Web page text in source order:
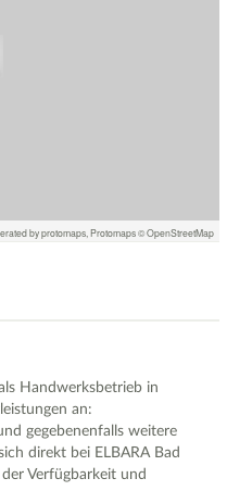
by protomaps Protomaps©OpenStreetMap
Handwerksbetrieb in
an:
gegebenenfalls weitere
direkt bei ELBARA Bad
Verfügbarkeit und